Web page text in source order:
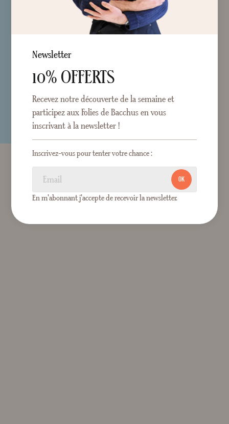
Newsletter
10% OFFERTS
Recevez notre découverte de la semaine et
participez aux Folies de Bacchus en vous
inscrivant à la newsletter !
Inscrivez-vous pour tenter votre chance :
OK
En m'abonnant j'accepte de recevoir la newsletter.